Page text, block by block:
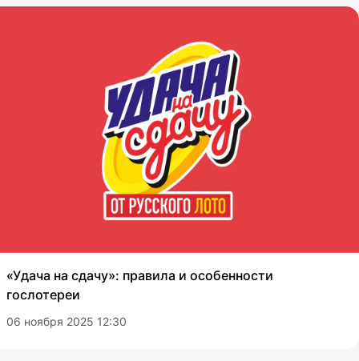
«Удача на сдачу»: правила и особенности
гослотереи
06 ноября 2025 12:30